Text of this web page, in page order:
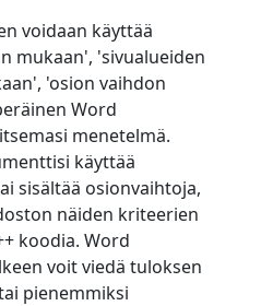
voidaan käyttää
mukaan', 'sivualueiden
'osion vaihdon
Word
menetelmä.
käyttää
sisältää osionvaihtoja,
näiden kriteerien
koodia. Word
voit viedä tuloksen
pienemmiksi